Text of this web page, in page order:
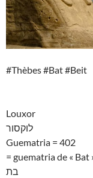
#Thèbes #Bat #Beit
Louxor
לוקסור
Guematria = 402
= guematria de « Bat
בת